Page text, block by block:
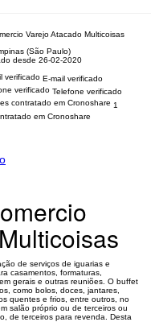
Varejo Atacado Multicoisas
(São Paulo)
desde 26-02-2020
E-mail verificado
Telefone verificado
1
em Cronoshare
de serviços de iguarias e
casamentos, formaturas,
gerais e outras reuniões. O buffet
como bolos, doces, jantares,
quentes e frios, entre outros, no
salão próprio ou de terceiros ou
de terceiros para revenda. Desta